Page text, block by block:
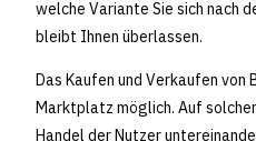
welche Variante Sie sich nach
bleibt Ihnen überlassen.
Das Kaufen und Verkaufen von
Marktplatz möglich. Auf
Handel der Nutzer